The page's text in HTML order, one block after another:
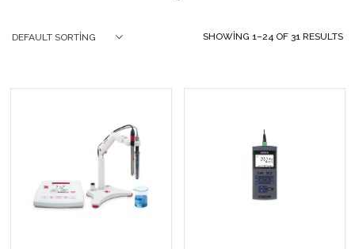
SHOWING 1–24 OF 31 RESULTS
DEFAULT SORTING